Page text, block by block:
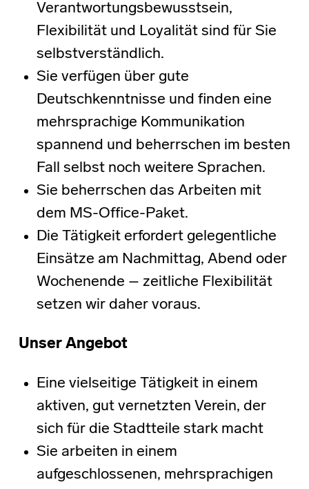
Verantwortungsbewusstsein,
Flexibilität und Loyalität sind für Sie
selbstverständlich.
Sie verfügen über gute
Deutschkenntnisse und finden eine
mehrsprachige Kommunikation
spannend und beherrschen im besten
Fall selbst noch weitere Sprachen.
Sie beherrschen das Arbeiten mit
dem MS-Office-Paket.
Die Tätigkeit erfordert gelegentliche
Einsätze am Nachmittag, Abend oder
Wochenende – zeitliche Flexibilität
setzen wir daher voraus.
Unser Angebot
Eine vielseitige Tätigkeit in einem
aktiven, gut vernetzten Verein, der
sich für die Stadtteile stark macht
Sie arbeiten in einem
aufgeschlossenen, mehrsprachigen